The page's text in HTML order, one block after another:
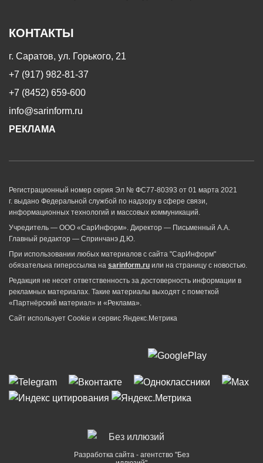
КОНТАКТЫ
г. Саратов, ул. Горького, 21
+7 (917) 982-81-37
+7 (8452) 659-600
info@sarinform.ru
РЕКЛАМА
Регистрационный номер серия Эл № ФС77-80393 от 01 марта 2021
г. выдано Федеральной службой по надзору в сфере связи,
информационных технологий и массовых коммуникаций.
Учредитель — ООО «СарИнформ». Директор — Письменный А.А.
Главный редактор — Спринчанэ Д.Ю.
При использовании любых материалов с сайта "СарИнформ"
обязательна гиперссылка на sarinform.ru или на страницу с новостью.
Редакция не несет ответственность за достоверность информации в
рекламных материалах. Такие материалы выходят с пометкой
«Партнёрский материал» и «Реклама».
Сайт использует Cookie и сервиc Яндекс.Метрика
Разработка сайта - агентство "Без